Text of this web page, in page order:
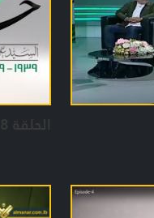
الحلقة 8